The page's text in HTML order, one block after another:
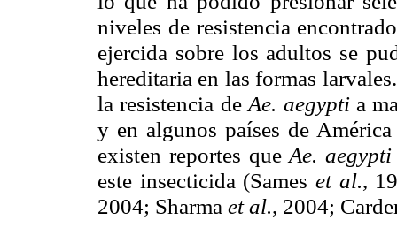
niveles de resistencia
ejercida sobre los adultos se
hereditaria en las formas
la resistencia deAe. aegypti a
y en algunos países de
existen reportes queAe.
este insecticida (Sames et al.,
2004; Sharma et al., 2004;